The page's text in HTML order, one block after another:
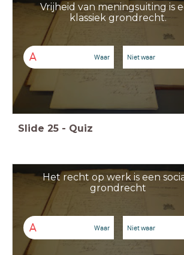
Vrijheid van meningsuiting is
klassiek grondrecht.
A Waar Niet waar
Slide 25 - Quiz
Het recht op werk is een
grondrecht
A Waar Niet waar